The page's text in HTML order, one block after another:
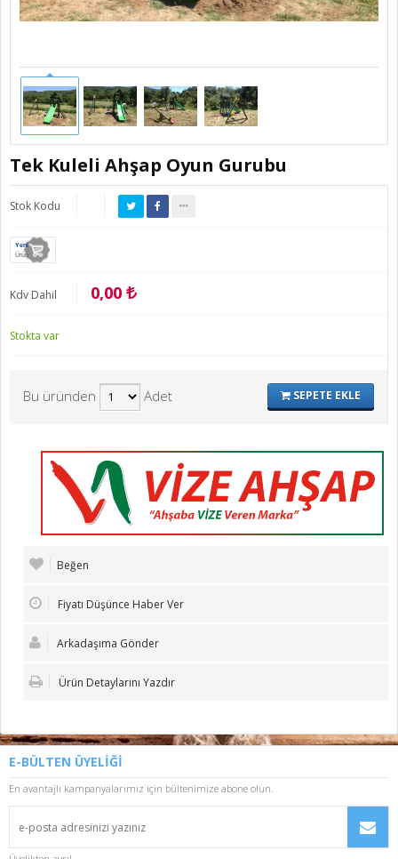
Tek Kuleli Ahşap Oyun Gurubu
Stok Kodu
Yeni
Ürün
Kdv Dahil 0,00
Stokta var
Bu üründen Adet SEPETE EKLE
Beğen
Fiyatı Düşünce Haber Ver
Arkadaşıma Gönder
Ürün Detaylarını Yazdır
E-BÜLTEN ÜYELİĞİ
En avantajlı kampanyalarımız için bültenimize abone olun.